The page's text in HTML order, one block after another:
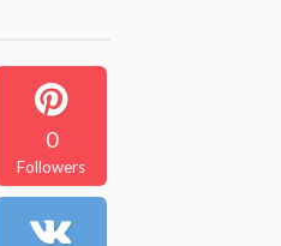
0
Followers